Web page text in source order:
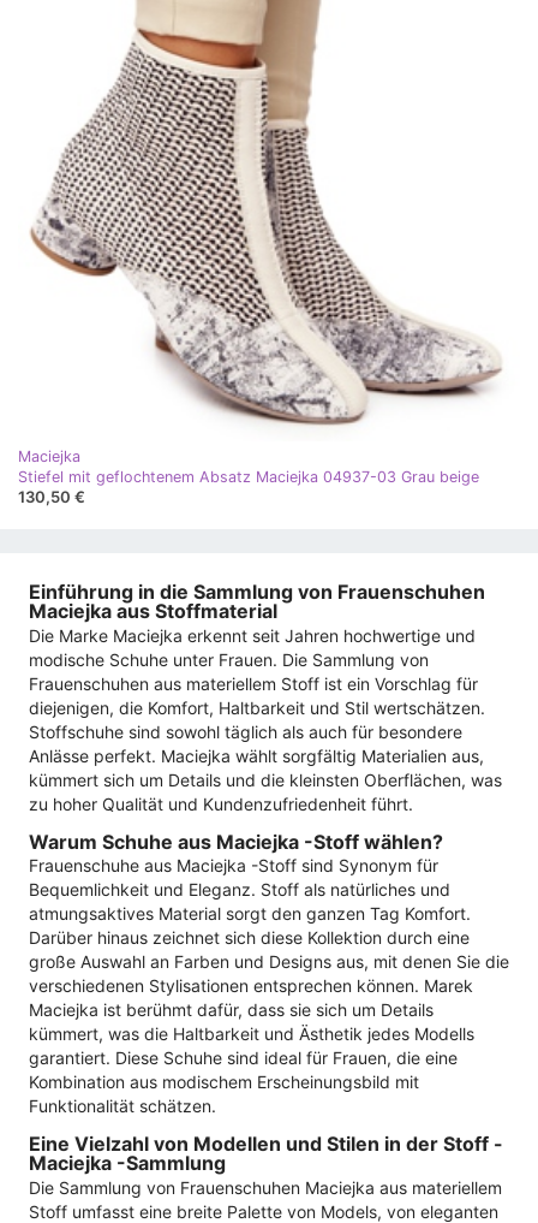
Maciejka
Stiefel mit geflochtenem Absatz Maciejka 04937-03 Grau beige
130,50 €
Einführung in die Sammlung von Frauenschuhen
Maciejka aus Stoffmaterial
Die Marke Maciejka erkennt seit Jahren hochwertige und
modische Schuhe unter Frauen. Die Sammlung von
Frauenschuhen aus materiellem Stoff ist ein Vorschlag für
diejenigen, die Komfort, Haltbarkeit und Stil wertschätzen.
Stoffschuhe sind sowohl täglich als auch für besondere
Anlässe perfekt. Maciejka wählt sorgfältig Materialien aus,
kümmert sich um Details und die kleinsten Oberflächen, was
zu hoher Qualität und Kundenzufriedenheit führt.
Warum Schuhe aus Maciejka -Stoff wählen?
Frauenschuhe aus Maciejka -Stoff sind Synonym für
Bequemlichkeit und Eleganz. Stoff als natürliches und
atmungsaktives Material sorgt den ganzen Tag Komfort.
Darüber hinaus zeichnet sich diese Kollektion durch eine
große Auswahl an Farben und Designs aus, mit denen Sie die
verschiedenen Stylisationen entsprechen können. Marek
Maciejka ist berühmt dafür, dass sie sich um Details
kümmert, was die Haltbarkeit und Ästhetik jedes Modells
garantiert. Diese Schuhe sind ideal für Frauen, die eine
Kombination aus modischem Erscheinungsbild mit
Funktionalität schätzen.
Eine Vielzahl von Modellen und Stilen in der Stoff -
Maciejka -Sammlung
Die Sammlung von Frauenschuhen Maciejka aus materiellem
Stoff umfasst eine breite Palette von Models, von eleganten